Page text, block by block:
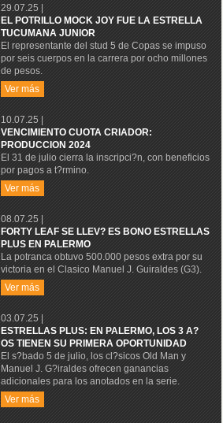
29.07.25 |
EL POTRILLO MOCK JOY FUE LA ESTRELLA
TUCUMANA JUNIOR
El representante del stud 5 de Copas se impuso
por seis cuerpos en la carrera por ocho millones
de pesos.
Ver más
10.07.25 |
VENCIMIENTO CUOTA CRIADOR:
PRODUCCION 2024
El 31 de julio cierra la inscripci?n, con beneficios
por pagos a t?rmino.
Ver más
08.07.25 |
FORTY LEAF SE LLEV? ES BONO ESTRELLAS
PLUS EN PALERMO
La potranca obtuvo 500.000 pesos extra por su
victoria en el Clasico Manuel J. Guiraldes (G3).
Ver más
03.07.25 |
ESTRELLAS PLUS: EN PALERMO, LOS 3 A?
OS TIENEN SU PRIMERA OPORTUNIDAD
El s?bado 5 de julio, los cl?sicos Old Man y
Manuel J. G?iraldes ofrecen ganancias
adicionales para los anotados en la serie.
Ver más